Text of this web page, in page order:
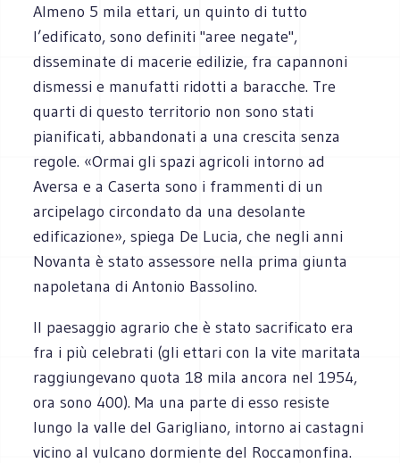
Almeno 5 mila ettari, un quinto di tutto
l’edificato, sono definiti "aree negate",
disseminate di macerie edilizie, fra capannoni
dismessi e manufatti ridotti a baracche. Tre
quarti di questo territorio non sono stati
pianificati, abbandonati a una crescita senza
regole. «Ormai gli spazi agricoli intorno ad
Aversa e a Caserta sono i frammenti di un
arcipelago circondato da una desolante
edificazione», spiega De Lucia, che negli anni
Novanta è stato assessore nella prima giunta
napoletana di Antonio Bassolino.
Il paesaggio agrario che è stato sacrificato era
fra i più celebrati (gli ettari con la vite maritata
raggiungevano quota 18 mila ancora nel 1954,
ora sono 400). Ma una parte di esso resiste
lungo la valle del Garigliano, intorno ai castagni
vicino al vulcano dormiente del Roccamonfina.